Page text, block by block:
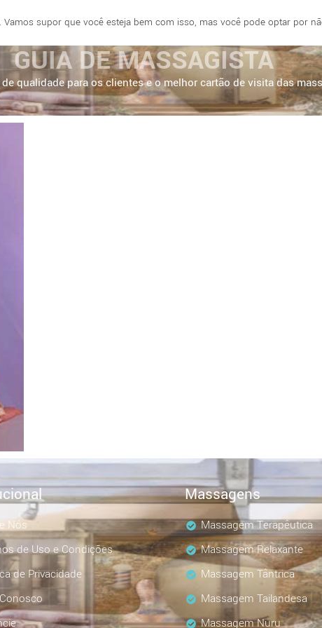
RECIFE FORTALEZA BRASÍLIA SÃO PAULO
GUIA DE MASSAGISTA
qualidade para os clientes e o melhor cartão de visita das
Nós
de Uso e Condições
de Privacidade
Massagens
Massagem Terapêutica
Massagem Relaxante
Massagem Tântrica
Massagem Tailandesa
Massagem Nuru
supor que você esteja bem com isso, mas você pode optar por